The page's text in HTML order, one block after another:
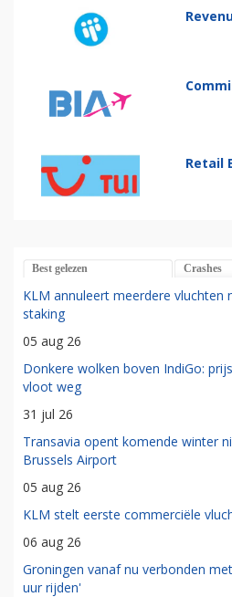
Retail
Best gelezen Crashes
KLM annuleert meerdere vluchten
staking
05 aug 26
Donkere wolken boven IndiGo:
vloot weg
31 jul 26
Transavia opent komende winter
Brussels Airport
05 aug 26
KLM stelt eerste commerciële
06 aug 26
Groningen vanaf nu verbonden
uur rijden'